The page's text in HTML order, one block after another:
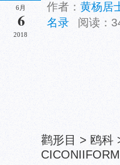
6月
6
2018
作者： 黄杨居
名录 阅读：
鹳形目 > 鸥科